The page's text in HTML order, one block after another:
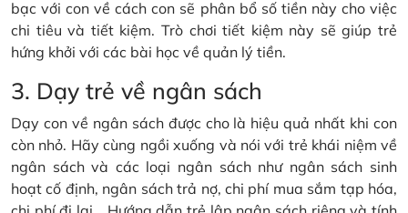
bạc với con về cách con sẽ phân bổ số tiền này cho việc
chi tiêu và tiết kiệm. Trò chơi tiết kiệm này sẽ giúp trẻ
hứng khởi với các bài học về quản lý tiền.
3. Dạy trẻ về ngân sách
Dạy con về ngân sách được cho là hiệu quả nhất khi con
còn nhỏ. Hãy cùng ngồi xuống và nói với trẻ khái niệm về
ngân sách và các loại ngân sách như ngân sách sinh
hoạt cố định, ngân sách trả nợ, chi phí mua sắm tạp hóa,